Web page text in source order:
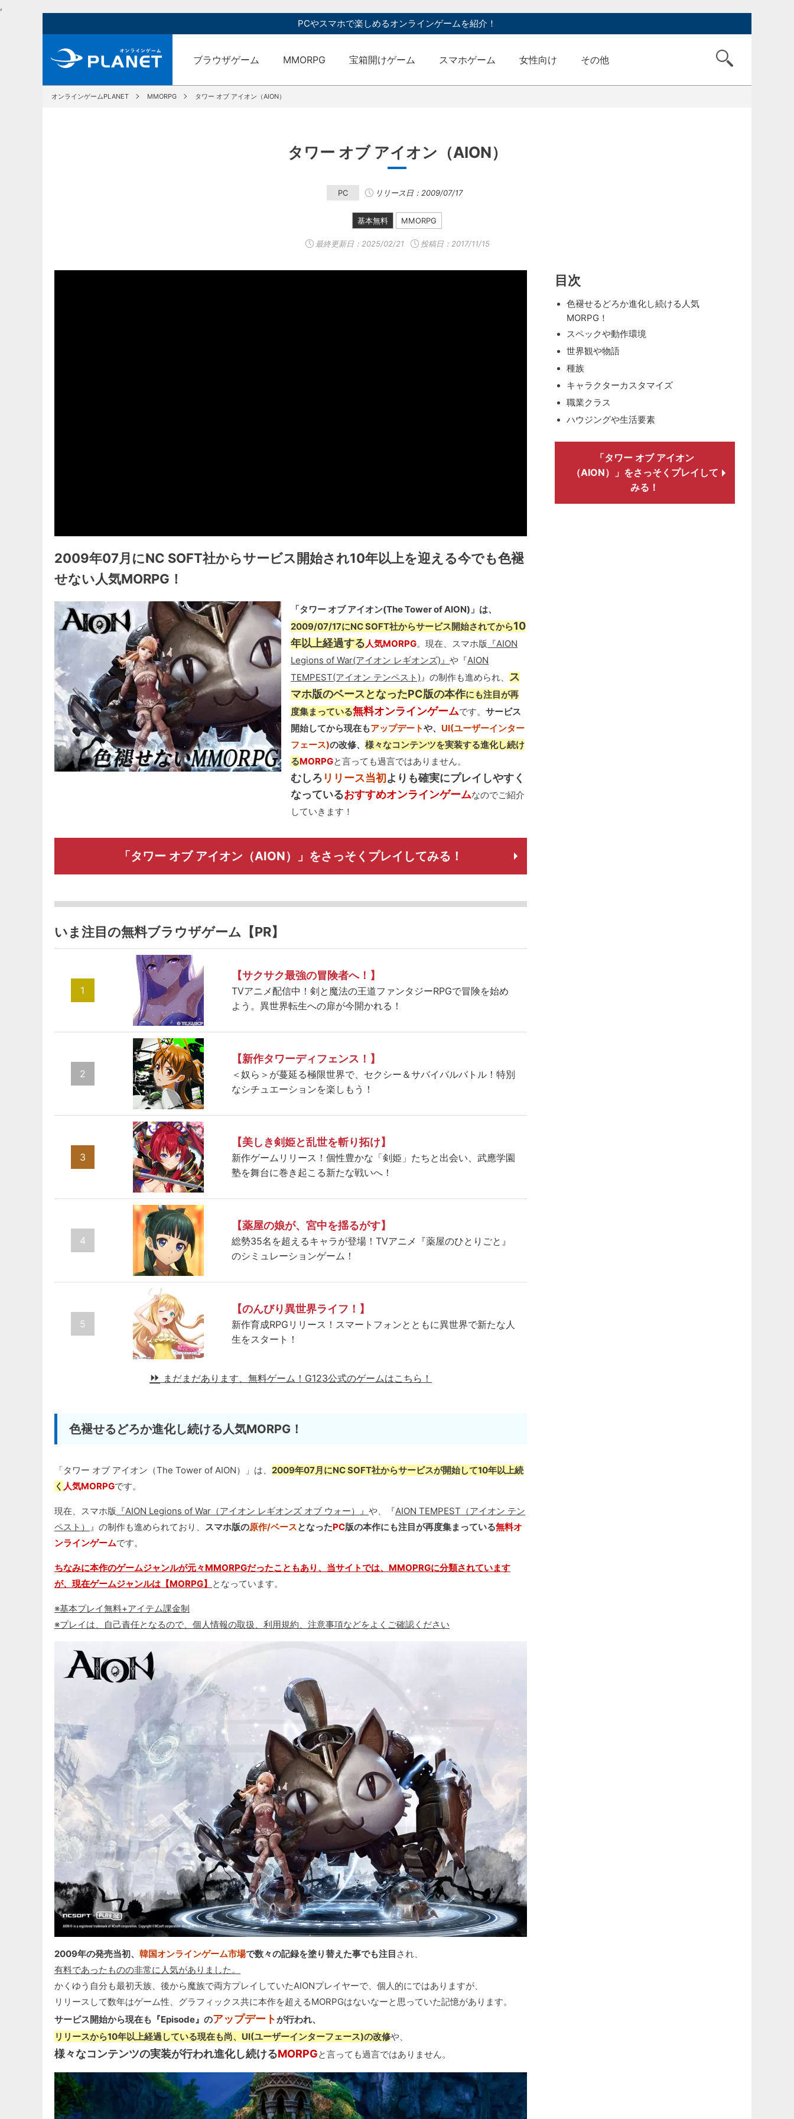
,
PCやスマホで楽しめるオンラインゲームを紹介！
ブラウザゲーム MMORPG 宝箱開けゲーム スマホゲーム 女性向け その他
オンラインゲームPLANET MMORPG タワー オブ アイオン（AION）
タワー オブ アイオン（AION）
PC リリース日：2009/07/17
基本無料 MMORPG
最終更新日： 2025/02/21 投稿日：2017/11/15
2009年07月にNC SOFT社からサービス開始され10年以上を迎える今でも色褪
せない人気MORPG！
「タワー オブ アイオン(The Tower of AION)」は、
2009/07/17にNC SOFT社からサービス開始されてから10
年以上経過する人気MORPG。現在、スマホ版 『AION
Legions of War(アイオン レギオンズ)』や『AION
TEMPEST(アイオン テンペスト)』の制作も進められ、 ス
マホ版のベースとなったPC版の本作にも注目が再
度集まっている無料オンラインゲームです。サービス
開始してから現在もアップデートや、 UI(ユーザーインター
フェース)の改修、様々なコンテンツを実装する進化し続け
るMORPGと言っても過言ではありません。
むしろ リリース当初よりも確実にプレイしやすく
なっているおすすめオンラインゲームなのでご紹介
していきます！
「タワー オブ アイオン（AION）」をさっそくプレイしてみる！
いま注目の無料ブラウザゲーム【PR】
1
【サクサク最強の冒険者へ！】
TVアニメ配信中！剣と魔法の王道ファンタジーRPGで冒険を始め
よう。異世界転生への扉が今開かれる！
2
【新作タワーディフェンス！】
＜奴ら＞が蔓延る極限世界で、セクシー＆サバイバルバトル！特別
なシチュエーションを楽しもう！
3
【美しき剣姫と乱世を斬り拓け】
新作ゲームリリース！個性豊かな「剣姫」たちと出会い、武應学園
塾を舞台に巻き起こる新たな戦いへ！
4
【薬屋の娘が、宮中を揺るがす】
総勢35名を超えるキャラが登場！TVアニメ『薬屋のひとりごと』
のシミュレーションゲーム！
5
【のんびり異世界ライフ！】
新作育成RPGリリース！スマートフォンとともに異世界で新たな人
生をスタート！
まだまだあります、無料ゲーム！ G123公式のゲームはこちら！
色褪せるどろか進化し続ける人気MORPG！
「タワー オブ アイオン（The Tower of AION）」は、 2009年07月にNC SOFT社からサービスが開始して10年以上続
く 人気MORPGです。
現在、スマホ版 『AION Legions of War（アイオン レギオンズ オブ ウォー）』 や、『AION TEMPEST（アイオン テン
ペスト） 』の制作も進められており、 スマホ版の原作/ベースとなったPC版の本作にも注目が再度集まっている無料オ
ンラインゲームです。
ちなみに本作のゲームジャンルが元々MMORPGだったこともあり、当サイトでは、MMOPRGに分類されています
が、現在ゲームジャンルは【MORPG】
となっています。
※基本プレイ無料+アイテム課金制
※プレイは、自己責任となるので、個人情報の取扱、利用規約、注意事項などをよくご確認ください
2009年の発売当初、 韓国オンラインゲーム市場で数々の記録を塗り替えた事でも注目 され、
有料であったものの非常に人気がありました。
かくゆう自分も最初天族、後から魔族で両方プレイしていたAIONプレイヤーで、個人的にではありますが、
リリースして数年はゲーム性、グラフィックス共に本作を超えるMORPGはないなーと思っていた記憶があります。
サービス開始から現在も『Episode』のアップデートが行われ、
リリースから10年以上経過している現在も尚、UI(ユーザーインターフェース)の改修や、
様々なコンテンツの実装が行われ進化し続けるMORPGと言っても過言ではありません。
目次
色褪せるどろか進化し続ける人気
MORPG！
スペックや動作環境
世界観や物語
種族
キャラクターカスタマイズ
職業クラス
ハウジングや生活要素
「タワー オブ アイオン
（AION）」をさっそくプレイして
みる！